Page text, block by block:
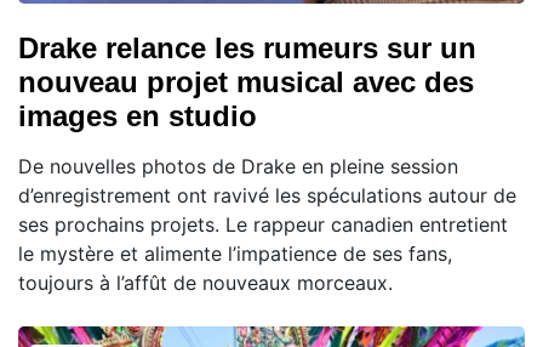
Drake relance les rumeurs sur un
nouveau projet musical avec des
images en studio
De nouvelles photos de Drake en pleine session
d’enregistrement ont ravivé les spéculations autour de
ses prochains projets. Le rappeur canadien entretient
le mystère et alimente l’impatience de ses fans,
toujours à l’affût de nouveaux morceaux.